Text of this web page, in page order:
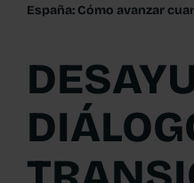
España: Cómo avanzar